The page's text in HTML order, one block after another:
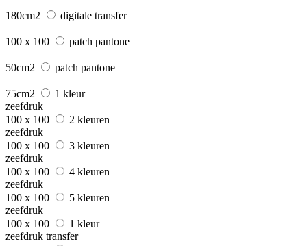
180cm2 digitale transfer
100 x 100 patch pantone
50cm2 patch pantone
75cm2
1 kleur
zeefdruk
100 x 100
2 kleuren
zeefdruk
100 x 100
3 kleuren
zeefdruk
100 x 100
4 kleuren
zeefdruk
100 x 100
5 kleuren
zeefdruk
100 x 100
1 kleur
zeefdruk transfer